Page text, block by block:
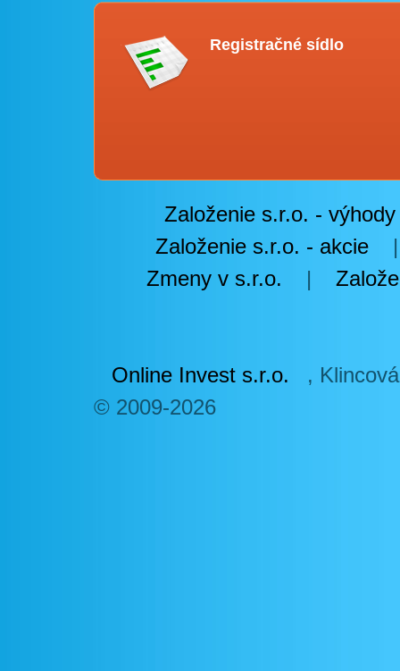
Registračné sídlo
Založenie s.r.o. - výhody
Založenie s.r.o. - akcie
Zmeny v s.r.o.
|
Online Invest s.r.o. ,
© 2009-2026